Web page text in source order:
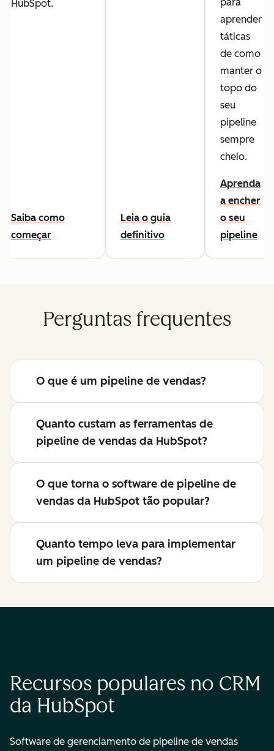
HubSpot.
Saiba como
começar
Leia o guia
definitivo
para
aprender
táticas
de como
manter o
topo do
seu
pipeline
sempre
cheio.
Aprenda
a encher
o seu
pipeline
Perguntas frequentes
O que é um pipeline de vendas?
Quanto custam as ferramentas de
pipeline de vendas da HubSpot?
O que torna o software de pipeline de
vendas da HubSpot tão popular?
Quanto tempo leva para implementar
um pipeline de vendas?
Recursos populares no CRM
da HubSpot
Software de gerenciamento de pipeline de vendas